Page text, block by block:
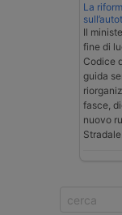
La
Il
fine di
Codice
guida
fasce,
nuovo